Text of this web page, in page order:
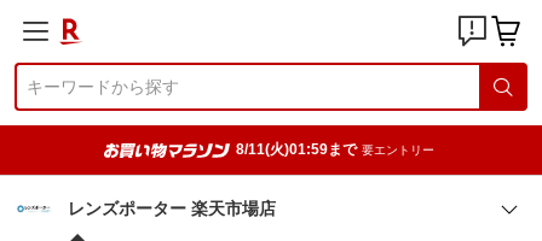
8/11(火)01:59まで 要エントリー
レンズポーター 楽天市場店